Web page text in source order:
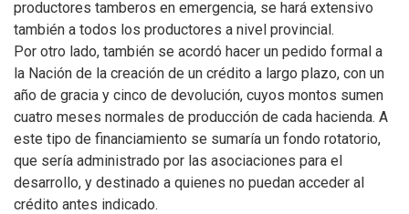
productores tamberos en emergencia, se hará extensivo
también a todos los productores a nivel provincial.
Por otro lado, también se acordó hacer un pedido formal a
la Nación de la creación de un crédito a largo plazo, con un
año de gracia y cinco de devolución, cuyos montos sumen
cuatro meses normales de producción de cada hacienda. A
este tipo de financiamiento se sumaría un fondo rotatorio,
que sería administrado por las asociaciones para el
desarrollo, y destinado a quienes no puedan acceder al
crédito antes indicado.